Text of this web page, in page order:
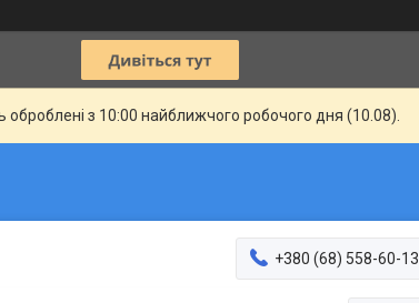
з 10:00 найближчого робочого дня (10.08).
+380 (68) 558-60-13